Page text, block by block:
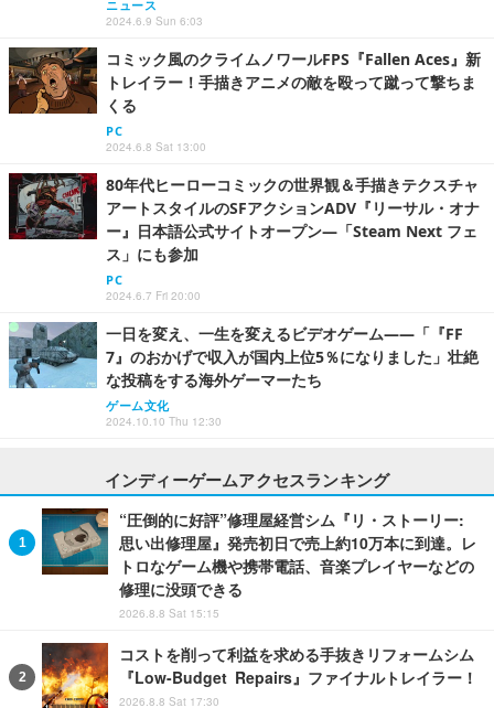
ニュース
2024.6.9 Sun 6:03
コミック風のクライムノワールFPS『Fallen Aces』新
トレイラー！手描きアニメの敵を殴って蹴って撃ちま
くる
PC
2024.6.8 Sat 13:00
80年代ヒーローコミックの世界観＆手描きテクスチャ
アートスタイルのSFアクションADV『リーサル・オナ
ー』日本語公式サイトオープン―「Steam Next フェ
ス」にも参加
PC
2024.6.7 Fri 20:00
一日を変え、一生を変えるビデオゲーム――「『FF
7』のおかげで収入が国内上位5％になりました」壮絶
な投稿をする海外ゲーマーたち
ゲーム文化
2024.10.10 Thu 12:30
インディーゲームアクセスランキング
“圧倒的に好評”修理屋経営シム『リ・ストーリー:
思い出修理屋』発売初日で売上約10万本に到達。レ
トロなゲーム機や携帯電話、音楽プレイヤーなどの
修理に没頭できる
2026.8.8 Sat 15:15
コストを削って利益を求める手抜きリフォームシム
『Low-Budget Repairs』ファイナルトレイラー！
2026.8.8 Sat 17:30